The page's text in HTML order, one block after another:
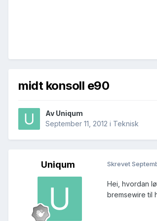
midt konsoll e90
Av Uniqum
September 11, 2012 i Teknisk
Uniqum Skrevet
Hei, hvordan
bremsewire til